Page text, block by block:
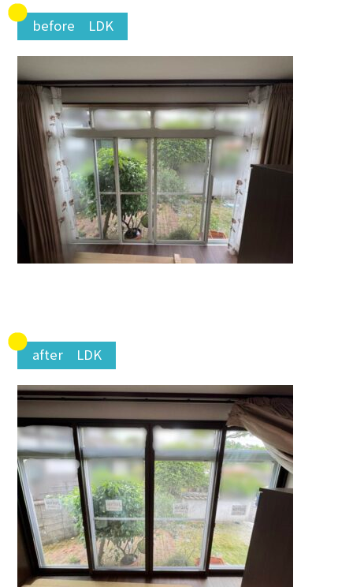
before LDK
after LDK